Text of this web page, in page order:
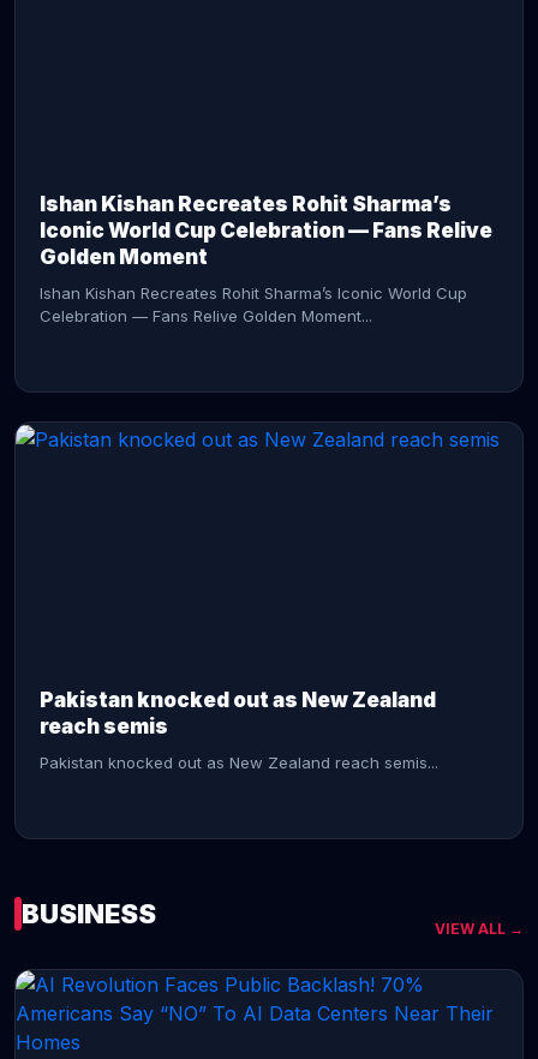
Ishan Kishan Recreates Rohit Sharma’s
Iconic World Cup Celebration — Fans Relive
Golden Moment
Ishan Kishan Recreates Rohit Sharma’s Iconic World Cup
Celebration — Fans Relive Golden Moment...
Pakistan knocked out as New Zealand
reach semis
Pakistan knocked out as New Zealand reach semis...
CONTINUE READING →
BUSINESS VIEW ALL →